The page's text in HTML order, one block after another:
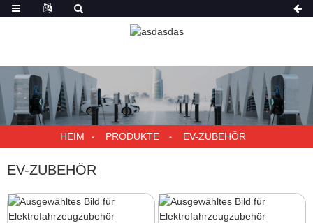
HEIM PRODUKTE EV-ZUBEHÖR
EV-ZUBEHÖR